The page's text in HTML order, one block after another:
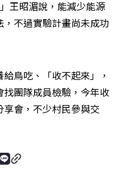
王昭湄說，能減少能源
不過實驗計畫尚未成功
鳥吃、「收不起來」，
團隊成員檢驗，今年收
會，不少村民參與交